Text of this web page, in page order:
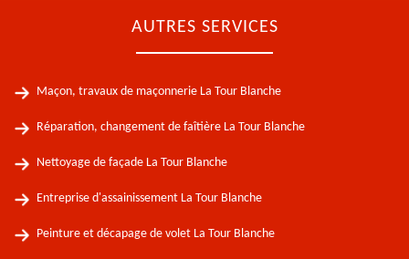
AUTRES SERVICES
Maçon, travaux de maçonnerie La Tour Blanche
Réparation, changement de faîtière La Tour Blanche
Nettoyage de façade La Tour Blanche
Entreprise d'assainissement La Tour Blanche
Peinture et décapage de volet La Tour Blanche